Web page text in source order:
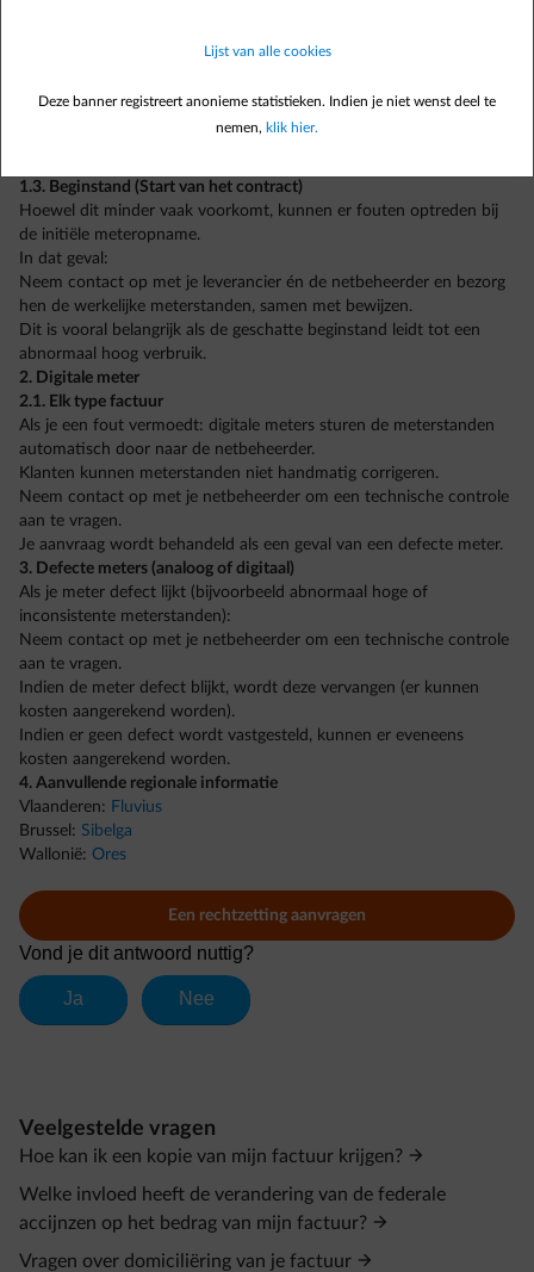
Voor alle vragen over de werking van je meter is je netbeheerder
controle.
gegevens, op basis waarvan wij een nieuwe afrekening opmaken.
1.3. Beginstand (Start van het contract)
Hoewel dit minder vaak voorkomt, kunnen er fouten optreden bij
de initiële meteropname.
In dat geval:
Neem contact op met je leverancier én de netbeheerder en bezorg
hen de werkelijke meterstanden, samen met bewijzen.
Dit is vooral belangrijk als de geschatte beginstand leidt tot een
abnormaal hoog verbruik.
2. Digitale meter
2.1. Elk type factuur
Als je een fout vermoedt: digitale meters sturen de meterstanden
automatisch door naar de netbeheerder.
Klanten kunnen meterstanden niet handmatig corrigeren.
Neem contact op met je netbeheerder om een technische controle
aan te vragen.
Je aanvraag wordt behandeld als een geval van een defecte meter.
3. Defecte meters (analoog of digitaal)
Als je meter defect lijkt (bijvoorbeeld abnormaal hoge of
inconsistente meterstanden):
Neem contact op met je netbeheerder om een technische controle
aan te vragen.
Indien de meter defect blijkt, wordt deze vervangen (er kunnen
kosten aangerekend worden).
Indien er geen defect wordt vastgesteld, kunnen er eveneens
kosten aangerekend worden.
4. Aanvullende regionale informatie
Vlaanderen: Fluvius
Brussel: Sibelga
Wallonië: Ores
Een rechtzetting aanvragen
Veelgestelde vragen
Hoe kan ik een kopie van mijn factuur krijgen?
Welke invloed heeft de verandering van de federale
accijnzen op het bedrag van mijn factuur?
Vragen over domiciliëring van je factuur
Lijst van alle cookies
Deze banner registreert anonieme statistieken. Indien je niet wenst deel te
nemen, klik hier.